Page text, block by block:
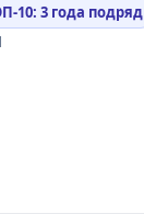
10: 3 года подряд